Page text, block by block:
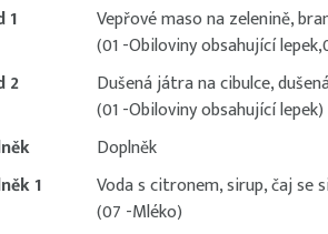
1
Vepřové maso na zelenině,
(01 -Obiloviny obsahující
2
Dušená játra na cibulce,
(01 -Obiloviny obsahující lepek)
Doplněk
1
Voda s citronem, sirup, čaj se
(07 -Mléko)